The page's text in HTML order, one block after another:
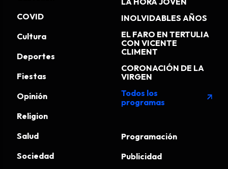
COVID
Cultura
Deportes
Fiestas
Opinión
Religion
Salud
Sociedad
INOLVIDABLES AÑOS
EL FARO EN TERTULIA
CON VICENTE
CLIMENT
CORONACIÓN DE LA
VIRGEN
Todos los
programas
arrow_outward
Programación
Publicidad